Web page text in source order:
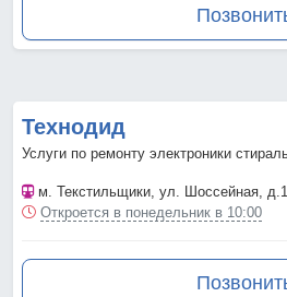
Технодид
Услуги по ремонту электроники
м. Текстильщики, ул. Шоссейная,
Откроется в понедельник в 10:00